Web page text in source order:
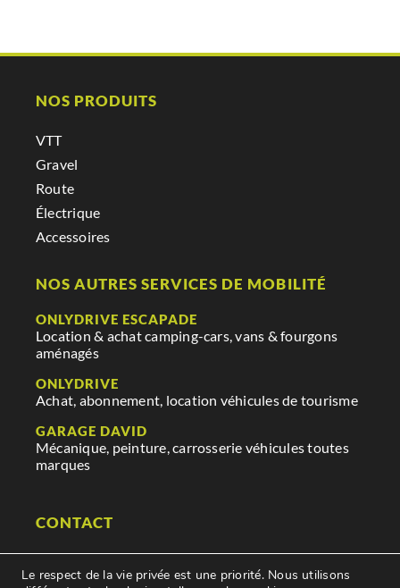
NOS PRODUITS
VTT
Gravel
Route
Électrique
Accessoires
NOS AUTRES SERVICES DE MOBILITÉ
ONLYDRIVE ESCAPADE
Location & achat camping-cars, vans & fourgons
aménagés
ONLYDRIVE
Achat, abonnement, location véhicules de tourisme
GARAGE DAVID
Mécanique, peinture, carrosserie véhicules toutes
marques
CONTACT
29 rue des mauges
85250 Saint Fulgent
Le respect de la vie privée est une priorité. Nous utilisons